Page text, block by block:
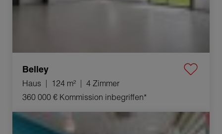
Belley
Haus 124 m²
4 Zimmer
360 000 € Kommission inbegriffen*
Verkauf Geschäft Étrembières 6 Zimmer 121 m²